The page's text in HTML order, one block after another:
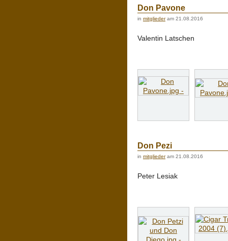
Don Pavone
in mitgliederam 21.08.2016
Valentin Latschen
Don Pezi
in mitgliederam 21.08.2016
Peter Lesiak